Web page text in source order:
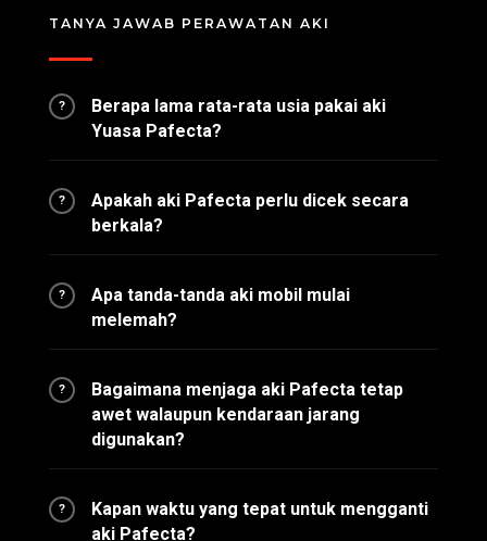
TANYA JAWAB PERAWATAN AKI
?
Berapa lama rata-rata usia pakai aki
Yuasa Pafecta?
?
Apakah aki Pafecta perlu dicek secara
berkala?
?
Apa tanda-tanda aki mobil mulai
melemah?
?
Bagaimana menjaga aki Pafecta tetap
awet walaupun kendaraan jarang
digunakan?
?
Kapan waktu yang tepat untuk mengganti
aki Pafecta?